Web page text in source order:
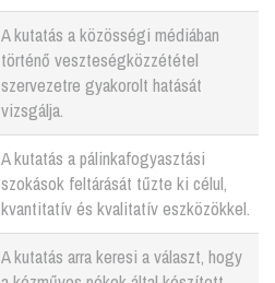
A kutatás a közösségi médiában
történő veszteségközzététel
szervezetre gyakorolt hatását
vizsgálja.
A kutatás a pálinkafogyasztási
szokások feltárását tűzte ki célul,
kvantitatív és kvalitatív eszközökkel.
A kutatás arra keresi a választ, hogy